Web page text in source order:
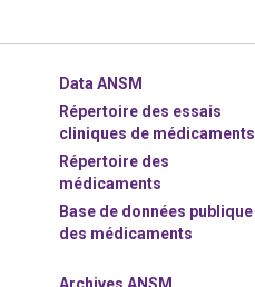
Data ANSM
Répertoire des essais
cliniques de médicaments
Répertoire des
médicaments
Base de données publique
des médicaments